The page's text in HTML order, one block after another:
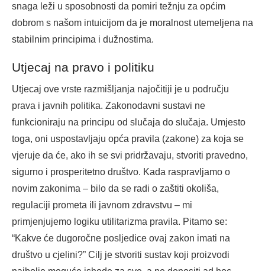
snaga leži u sposobnosti da pomiri težnju za općim
dobrom s našom intuicijom da je moralnost utemeljena na
stabilnim principima i dužnostima.
Utjecaj na pravo i politiku
Utjecaj ove vrste razmišljanja najočitiji je u području
prava i javnih politika. Zakonodavni sustavi ne
funkcioniraju na principu od slučaja do slučaja. Umjesto
toga, oni uspostavljaju opća pravila (zakone) za koja se
vjeruje da će, ako ih se svi pridržavaju, stvoriti pravedno,
sigurno i prosperitetno društvo. Kada raspravljamo o
novim zakonima – bilo da se radi o zaštiti okoliša,
regulaciji prometa ili javnom zdravstvu – mi
primjenjujemo logiku utilitarizma pravila. Pitamo se:
“Kakve će dugoročne posljedice ovaj zakon imati na
društvo u cjelini?” Cilj je stvoriti sustav koji proizvodi